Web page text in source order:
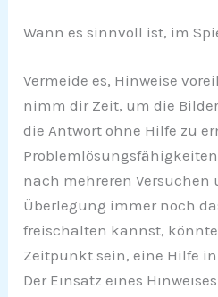
Wann es sinnvoll ist, im
Vermeide es, Hinweise
nimm dir Zeit, um die
die Antwort ohne Hilfe zu
nach mehreren Versuchen
Überlegung immer noch
freischalten kannst,
Zeitpunkt sein, eine Hilfe
Der Einsatz eines